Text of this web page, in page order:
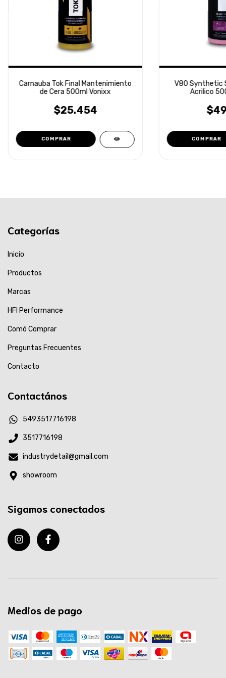
Carnauba Tok Final Mantenimiento
de Cera 500ml Vonixx
$25.454
V80 Synthetic
Acrilico
Categorías
Inicio
Productos
Marcas
HFI Performance
Comó Comprar
Preguntas Frecuentes
Contacto
Contactános
5493517716198
3517716198
industrydetail@gmail.com
showroom
Sigamos conectados
Medios de pago